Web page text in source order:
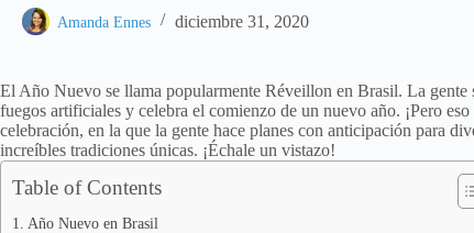
Amanda Ennes diciembre 31, 2020
El Año Nuevo se llama popularmente Réveillon en Brasil. La
fuegos artificiales y celebra el comienzo de un nuevo año. ¡Pero
celebración, en la que la gente hace planes con anticipación para
increíbles tradiciones únicas. ¡Échale un vistazo!
Table of Contents
Año Nuevo en Brasil